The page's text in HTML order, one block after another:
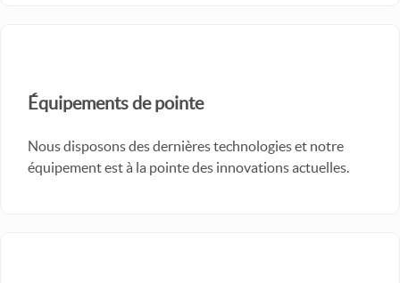
Équipements de pointe
Nous disposons des dernières technologies et notre
équipement est à la pointe des innovations actuelles.